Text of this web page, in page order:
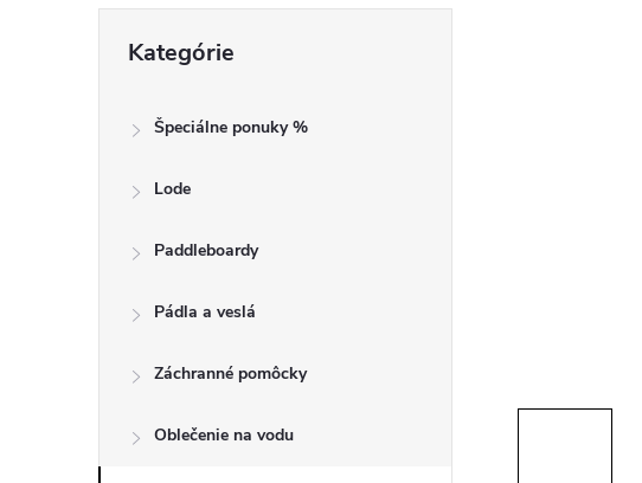
n
kategórie
Kategórie
Špeciálne ponuky %
Lode
Paddleboardy
Pádla a veslá
Záchranné pomôcky
Oblečenie na vodu